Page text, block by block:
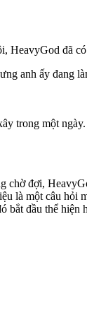
HeavyGod đã
anh ấy đang
trong một ngày.
đợi,
là một câu
đầu thể